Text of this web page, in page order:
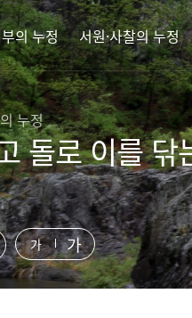
의 누정 서원·사찰의 누정
누정
돌로 이를 닦
가 가